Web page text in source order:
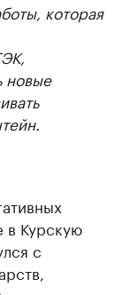
которая
новые
в Курскую
с